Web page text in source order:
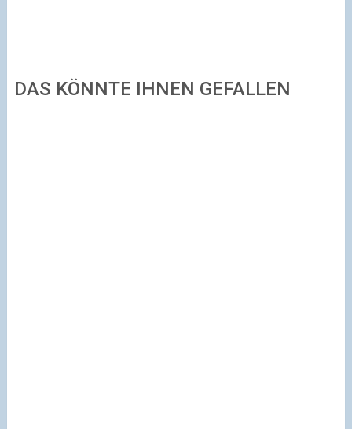
DAS KÖNNTE IHNEN GEFALLEN